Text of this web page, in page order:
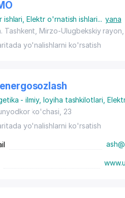
ishlari ,Elektr o'rnatish ishlari... yana
Tashkent, Mirzo-Ulugbekskiy rayon
yo'nalishlarni ko'rsatish
- ilmiy, loyiha tashkilotlari
ko'chasi, 23
yo'nalishlarni ko'rsatish